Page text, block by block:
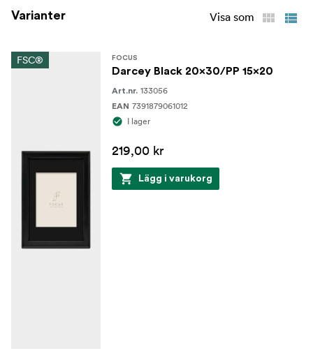
Varianter Visa som
FSC® FOCUS
Darcey Black 20x30/PP 15x20
Art.nr. 133056
EAN 7391879061012
I lager
219,00 kr
Lägg i varukorg